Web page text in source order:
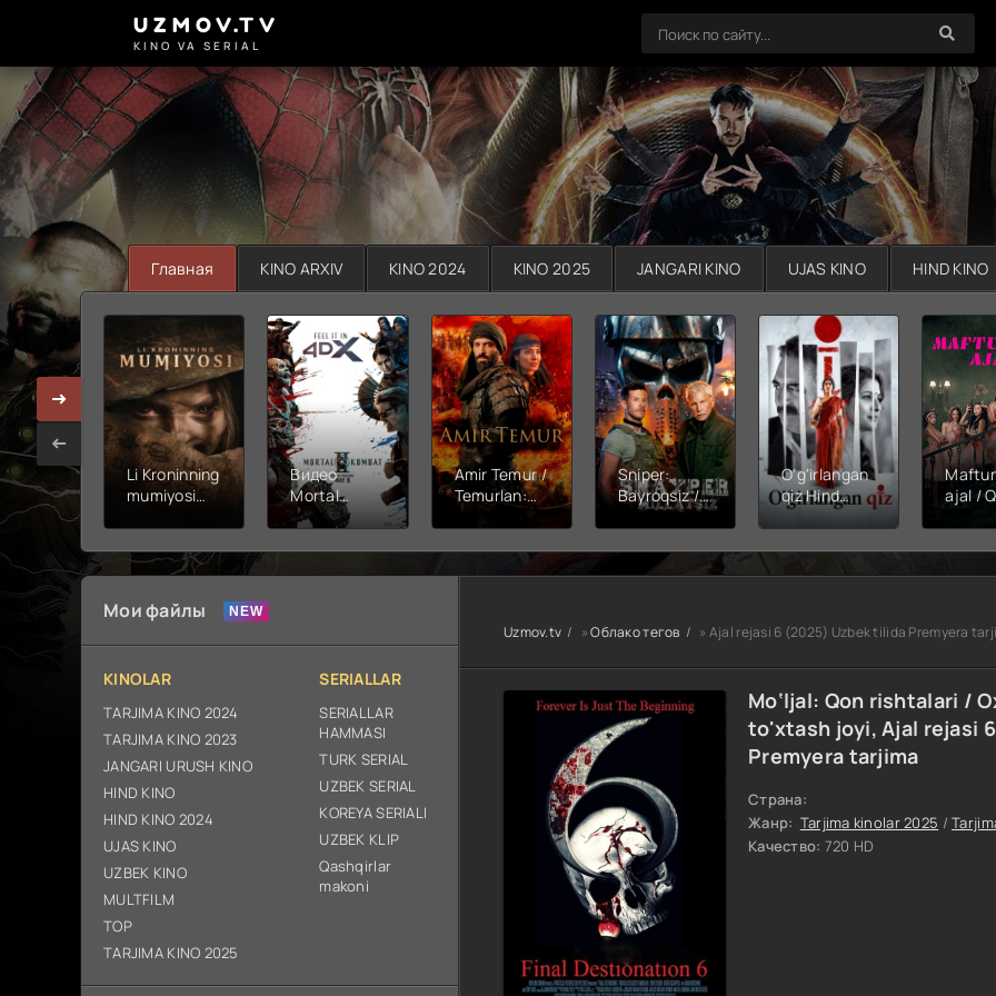
UZMOV.TV
KINO VA SERIAL
Главная KINO ARXIV KINO 2024 KINO 2025 JANGARI KINO UJAS KINO HIND KINO
Li Kroninning
mumiyosi
tarjima HD
skachat
Видео
Mortal
kombat 2 /
(2026)
Uzbek tilida
Amir Temur /
Temurlan:
Fathchining
Premyera
Netflix filmi
O'zbekcha
2026
tarjima kino
Full HD tas-
Sniper:
Bayroqsiz /
Snayper:
Bayroqsiz
snayper
Uzbek tilida
O'zbekcha
2026
tarjima kino
Full HD tas-
ix skachat
O'g'irlangan
qiz Hind
kinosi 2026
O'zbekcha
tarjima kino
ajal /
tilida)
2026
Мои файлы
KINOLAR
TARJIMA KINO 2024
TARJIMA KINO 2023
JANGARI URUSH KINO
HIND KINO
HIND KINO 2024
UJAS KINO
UZBEK KINO
MULTFILM
TOP
TARJIMA KINO 2025
SERIALLAR
SERIALLAR
HAMMASI
TURK SERIAL
UZBEK SERIAL
KOREYA SERIALI
UZBEK KLIP
Qashqirlar
makoni
Uzmov.tv »Облако тегов » Ajal rejasi 6 (2025) Uzbek tilida Premyera
Mo‘ljal: Qon rishtalari /
to'xtash joyi, Ajal rejasi
Premyera tarjima
Страна:
Жанр: Tarjima kinolar 2025 /
Качество: 720 HD